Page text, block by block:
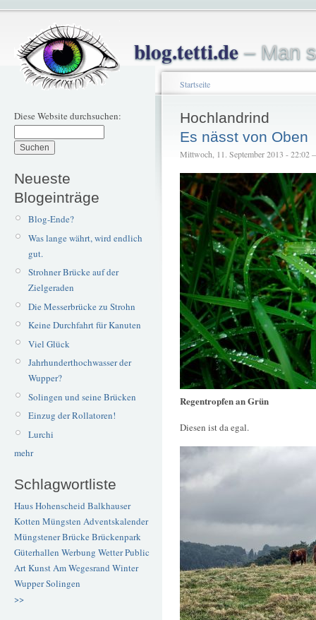
blog.tetti.de– Man
Diese Website durchsuchen:
Neueste
Blogeinträge
Blog-Ende?
Was lange währt, wird endlich
gut.
Strohner Brücke auf der
Zielgeraden
Die Messerbrücke zu Strohn
Keine Durchfahrt für Kanuten
Viel Glück
Jahrhunderthochwasser der
Wupper?
Solingen und seine Brücken
Einzug der Rollatoren!
Lurchi
mehr
Schlagwortliste
Haus Hohenscheid Balkhauser
Kotten Müngsten Adventskalender
Müngstener BrückeBrückenpark
Güterhallen Werbung WetterPublic
ArtKunstAm Wegesrand Winter
WupperSolingen
>>
Startseite
Hochlandrind
Es nässt von Oben
Mittwoch, 11. September 2013 - 22:02
Regentropfen an Grün
Diesen ist da egal.